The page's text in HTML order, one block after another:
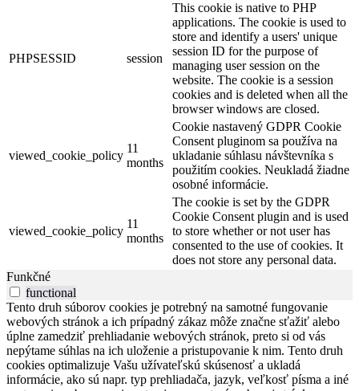
PHPSESSID session
This cookie is native to PHP
applications. The cookie is used to
store and identify a users' unique
session ID for the purpose of
managing user session on the
website. The cookie is a session
cookies and is deleted when all the
browser windows are closed.
viewed_cookie_policy
11
months
Cookie nastavený GDPR Cookie
Consent pluginom sa používa na
ukladanie súhlasu návštevníka s
použitím cookies. Neukladá žiadne
osobné informácie.
viewed_cookie_policy
11
months
The cookie is set by the GDPR
Cookie Consent plugin and is used
to store whether or not user has
consented to the use of cookies. It
does not store any personal data.
Funkčné
functional
Tento druh súborov cookies je potrebný na samotné fungovanie
webových stránok a ich prípadný zákaz môže značne sťažiť alebo
úplne zamedziť prehliadanie webových stránok, preto si od vás
nepýtame súhlas na ich uloženie a pristupovanie k nim. Tento druh
cookies optimalizuje Vašu užívateľskú skúsenosť a ukladá
informácie, ako sú napr. typ prehliadača, jazyk, veľkosť písma a iné